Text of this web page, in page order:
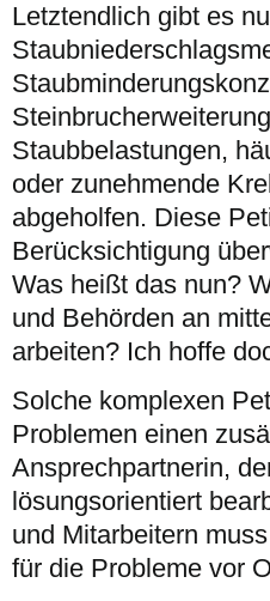
Letztendlich gibt es
Staubbelastungen,
oder zunehmende
abgeholfen. Diese
Berücksichtigung
Was heißt das nun?
und Behörden an
arbeiten? Ich hoffe
Solche komplexen
Problemen einen
Ansprechpartnerin,
lösungsorientiert
und Mitarbeitern
für die Probleme vor